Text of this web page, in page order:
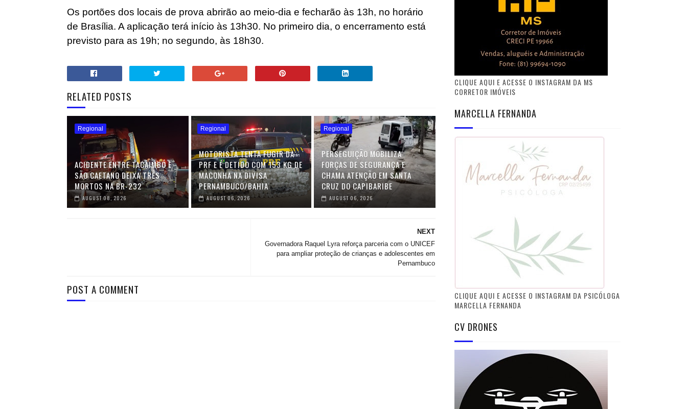
Os portões dos locais de prova abrirão ao meio-dia e fecharão às 13h, no horário
de Brasília. A aplicação terá início às 13h30. No primeiro dia, o encerramento está
previsto para as 19h; no segundo, às 18h30.
RELATED POSTS
Regional
ACIDENTE ENTRE TACAIMBÓ E
SÃO CAETANO DEIXA TRÊS
MORTOS NA BR-232
AUGUST 08, 2026
Regional
MOTORISTA TENTA FUGIR DA
PRF E É DETIDO COM 153 KG DE
MACONHA NA DIVISA
PERNAMBUCO/BAHIA
AUGUST 06, 2026
Regional
PERSEGUIÇÃO MOBILIZA
FORÇAS DE SEGURANÇA E
CHAMA ATENÇÃO EM SANTA
CRUZ DO CAPIBARIBE
AUGUST 06, 2026
NEXT
Governadora Raquel Lyra reforça parceria com o UNICEF
para ampliar proteção de crianças e adolescentes em
Pernambuco
POST A COMMENT
CLIQUE AQUI E ACESSE O INSTAGRAM DA MS
CORRETOR IMÓVEIS
MARCELLA FERNANDA
CLIQUE AQUI E ACESSE O INSTAGRAM DA PSICÓLOGA
MARCELLA FERNANDA
CV DRONES